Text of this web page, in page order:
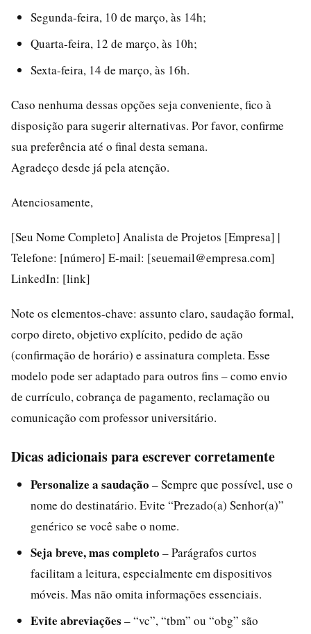
Segunda-feira, 10 de março, às 14h;
Quarta-feira, 12 de março, às 10h;
Sexta-feira, 14 de março, às 16h.
Caso nenhuma dessas opções seja conveniente, fico à
disposição para sugerir alternativas. Por favor, confirme
sua preferência até o final desta semana.
Agradeço desde já pela atenção.
Atenciosamente,
[Seu Nome Completo] Analista de Projetos [Empresa] |
Telefone: [número] E-mail: [seuemail@empresa.com]
LinkedIn: [link]
Note os elementos-chave: assunto claro, saudação formal,
corpo direto, objetivo explícito, pedido de ação
(confirmação de horário) e assinatura completa. Esse
modelo pode ser adaptado para outros fins – como envio
de currículo, cobrança de pagamento, reclamação ou
comunicação com professor universitário.
Dicas adicionais para escrever corretamente
Personalize a saudação – Sempre que possível, use o
nome do destinatário. Evite “Prezado(a) Senhor(a)”
genérico se você sabe o nome.
Seja breve, mas completo – Parágrafos curtos
facilitam a leitura, especialmente em dispositivos
móveis. Mas não omita informações essenciais.
Evite abreviações – “vc”, “tbm” ou “obg” são